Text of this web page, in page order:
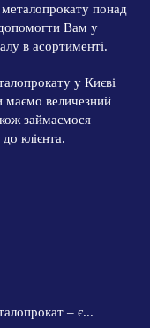
понад
Вам у
в асортименті.
у Києві
маємо величезний
займаємося
клієнта.
– є...